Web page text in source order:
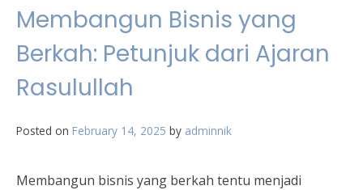
Membangun Bisnis yang
Berkah: Petunjuk dari Ajaran
Rasulullah
Posted on February 14, 2025 by adminnik
Membangun bisnis yang berkah tentu menjadi